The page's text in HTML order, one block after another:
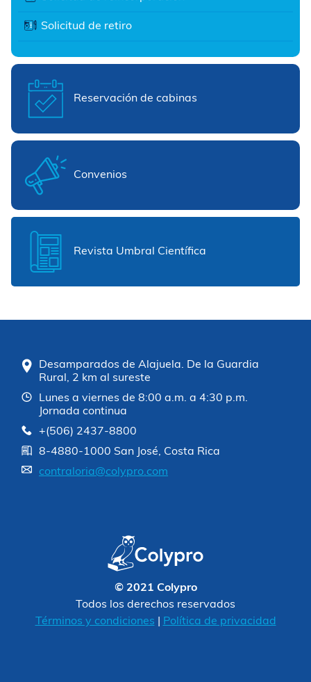
Solicitud de retiro
Reservación de cabinas
Convenios
Revista Umbral Científica
Desamparados de Alajuela. De la Guardia
Rural, 2 km al sureste
Lunes a viernes de 8:00 a.m. a 4:30 p.m.
Jornada continua
+(506) 2437-8800
8-4880-1000 San José, Costa Rica
contraloria@colypro.com
© 2021 Colypro
Todos los derechos reservados
Términos y condiciones
Política de privacidad